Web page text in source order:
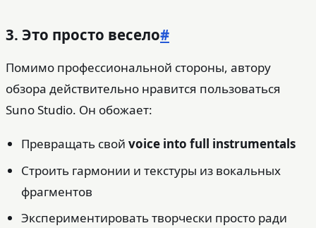
3. Это просто весело#
Помимо профессиональной стороны, автору
обзора действительно нравится пользоваться
Suno Studio. Он обожает:
Превращать свой voice into full instrumentals
Строить гармонии и текстуры из вокальных
фрагментов
Экспериментировать творчески просто ради